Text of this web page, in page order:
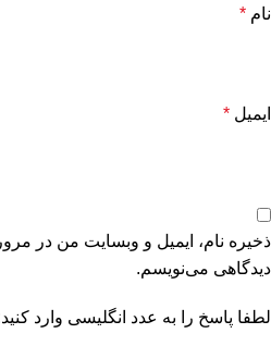
نام *
ایمیل *
ذخیره نام، ایمیل و وبسایت من در
دیدگاهی می‌نویسم.
لطفا پاسخ را به عدد انگلیسی وارد